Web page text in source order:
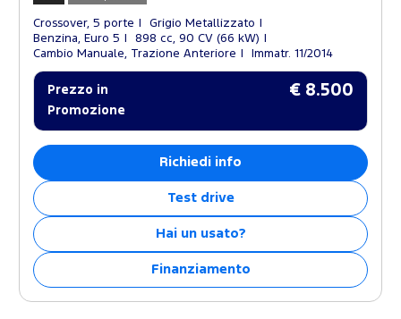
Crossover, 5 porte
Grigio Metallizzato
Benzina, Euro 5
898 cc, 90 CV (66 kW)
Cambio Manuale, Trazione Anteriore
Immatr. 11/2014
Prezzo in
Promozione
€ 8.500
Richiedi info
Test drive
Hai un usato?
Finanziamento